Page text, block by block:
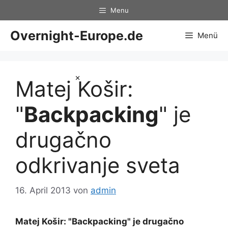
×
Inhalt
springen
Menu
Overnight-Europe.de Menü
Matej Košir:
"Backpacking" je
drugačno
odkrivanje sveta
16. April 2013 von admin
Matej Košir: "Backpacking" je drugačno